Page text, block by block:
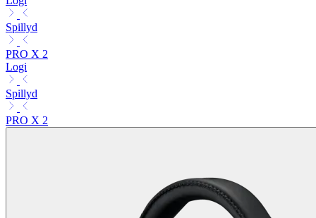
Spillyd
PRO X 2
Logi
Spillyd
PRO X 2